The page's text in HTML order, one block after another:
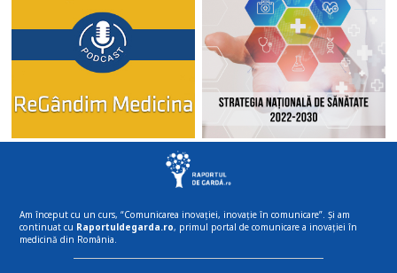
Am început cu un curs, “Comunicarea inovației, inovație în comunicare”. Și am
continuat cu Raportuldegarda.ro, primul portal de comunicare a inovației în
medicină din România.